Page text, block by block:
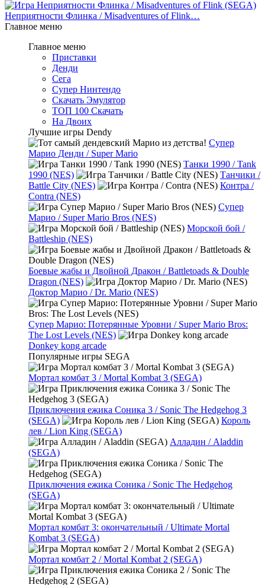
Неприятности Флинка / Misadventures of Flink…
Главное меню
Главное меню
Приставки
Денди
Сега
Супер Нинтендо
Скачать Эмулятор
ТОП 100 Скачать
На Двоих
Лучшие игры Dendy
Супер
Марио Денди / Super Mario
Танки 1990 / Tank
1990 (NES)
Танчики /
Battle City (NES)
Контра /
Contra (NES)
Супер
Марио / Super Mario Bros (NES)
Морской бой /
Battleship (NES)
Боевые жабы и Двойной Дракон / Battletoads & Double
Dragon (NES)
Доктор Марио / Dr. Mario (NES)
Супер Марио: Потерянные Уровни / Super Mario Bros:
The Lost Levels (NES)
Donkey kong arcade
Популярные игры SEGA
Мортал комбат 3 / Mortal Kombat 3 (SEGA)
Приключения ежика Соника 3 / Sonic The Hedgehog 3
(SEGA)
Король
лев / Lion King (SEGA)
Алладин / Aladdin
(SEGA)
Приключения ежика Соника / Sonic The Hedgehog
(SEGA)
Мортал комбат 3: окончательный / Ultimate Mortal
Kombat 3 (SEGA)
Мортал комбат 2 / Mortal Kombat 2 (SEGA)